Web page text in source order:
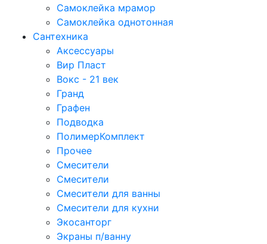
Самоклейка мрамор
Самоклейка однотонная
Сантехника
Аксессуары
Вир Пласт
Вокс - 21 век
Гранд
Графен
Подводка
ПолимерКомплект
Прочее
Смесители
Смесители
Смесители для ванны
Смесители для кухни
Экосанторг
Экраны п/ванну